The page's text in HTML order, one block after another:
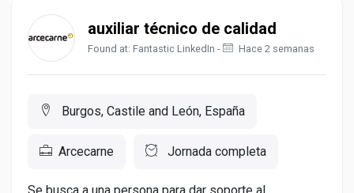
auxiliar técnico de calidad
Found at: Fantastic LinkedIn - Hace 2 semanas
Burgos, Castile and León, España
Arcecarne Jornada completa